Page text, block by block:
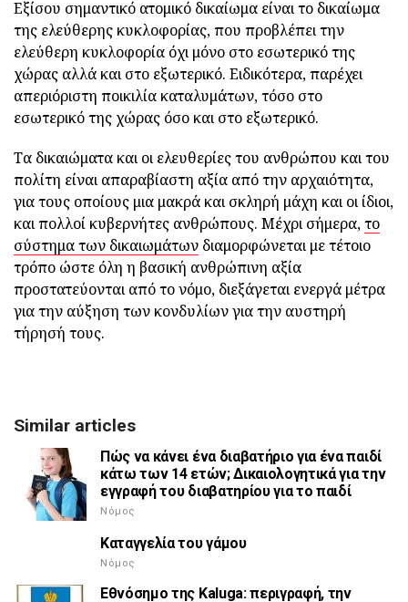
Εξίσου σημαντικό ατομικό δικαίωμα είναι το δικαίωμα
της ελεύθερης κυκλοφορίας, που προβλέπει την
ελεύθερη κυκλοφορία όχι μόνο στο εσωτερικό της
χώρας αλλά και στο εξωτερικό. Ειδικότερα, παρέχει
απεριόριστη ποικιλία καταλυμάτων, τόσο στο
εσωτερικό της χώρας όσο και στο εξωτερικό.
Τα δικαιώματα και οι ελευθερίες του ανθρώπου και του
πολίτη είναι απαραβίαστη αξία από την αρχαιότητα,
για τους οποίους μια μακρά και σκληρή μάχη και οι ίδιοι,
και πολλοί κυβερνήτες ανθρώπους. Μέχρι σήμερα,το
σύστημα των δικαιωμάτων διαμορφώνεται με τέτοιο
τρόπο ώστε όλη η βασική ανθρώπινη αξία
προστατεύονται από το νόμο, διεξάγεται ενεργά μέτρα
για την αύξηση των κονδυλίων για την αυστηρή
τήρησή τους.
Similar articles
Πώς να κάνει ένα διαβατήριο για ένα παιδί
κάτω των 14 ετών; Δικαιολογητικά για την
εγγραφή του διαβατηρίου για το παιδί
Νόμος
Καταγγελία του γάμου
Νόμος
Εθνόσημο της Kaluga: περιγραφή, την